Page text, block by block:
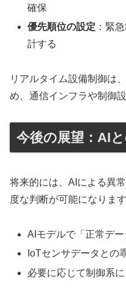
確保
優先順位の設定 ：緊
計する
リアルタイム設備制御は
め、通信インフラや制御
今後の展望：AI
将来的には、AIによる異
度な判断が可能になります
AIモデルで「正常デ
IoTセンサデータとの
必要に応じて制御系